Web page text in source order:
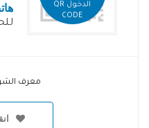
الدخول QR
CODE
معرف الشركة: